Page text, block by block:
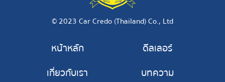
© 2023 Car Credo (Thailand) Co., Ltd
หน้าหลัก
เกี่ยวกับเรา
ดีลเลอร์
บทความ